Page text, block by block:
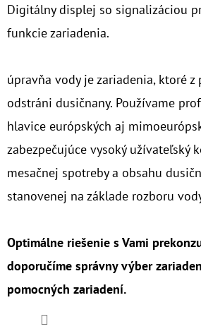
Digitálny displej so signalizáciou
funkcie zariadenia.
úpravňa vody je zariadenia, ktoré z
odstráni dusičnany. Používame
hlavice európských aj
zabezpečujúce vysoký užívateľský
mesačnej spotreby a obsahu
stanovenej na základe rozboru
Optimálne riešenie s Vami
doporučíme správny výber
pomocných zariadení.